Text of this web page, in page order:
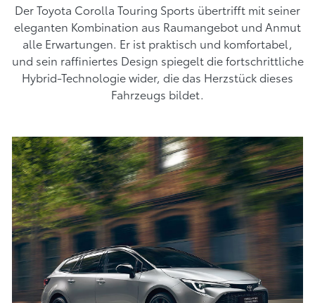
Der Toyota Corolla Touring Sports übertrifft mit seiner
eleganten Kombination aus Raumangebot und Anmut
alle Erwartungen. Er ist praktisch und komfortabel,
und sein raffiniertes Design spiegelt die fortschrittliche
Hybrid-Technologie wider, die das Herzstück dieses
Fahrzeugs bildet.